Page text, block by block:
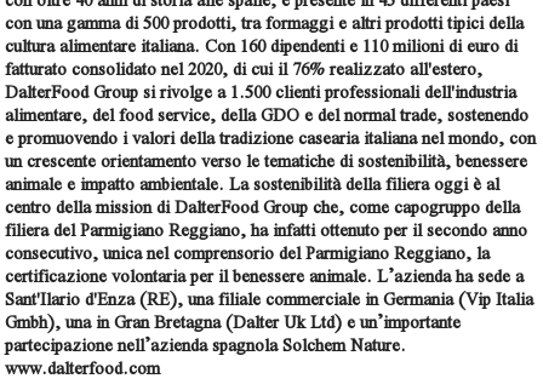
con una gamma di 500 prodotti, tra formaggi e altri prodotti tipici della
cultura alimentare italiana. Con 160 dipendenti e 110 milioni di euro di
fatturato consolidato nel 2020, di cui il 76% realizzato all'estero,
DalterFood Group si rivolge a 1.500 clienti professionali dell'industria
alimentare, del food service, della GDO e del normal trade, sostenendo
e promuovendo i valori della tradizione casearia italiana nel mondo, con
un crescente orientamento verso le tematiche di sostenibilità, benessere
animale e impatto ambientale. La sostenibilità della filiera oggi è al
centro della mission di DalterFood Group che, come capogruppo della
filiera del Parmigiano Reggiano, ha infatti ottenuto per il secondo anno
consecutivo, unica nel comprensorio del Parmigiano Reggiano, la
certificazione volontaria per il benessere animale. L’azienda ha sede a
Sant'Ilario d'Enza (RE), una filiale commerciale in Germania (Vip Italia
Gmbh), una in Gran Bretagna (Dalter Uk Ltd) e un’importante
partecipazione nell’azienda spagnola Solchem Nature.
www.dalterfood.com